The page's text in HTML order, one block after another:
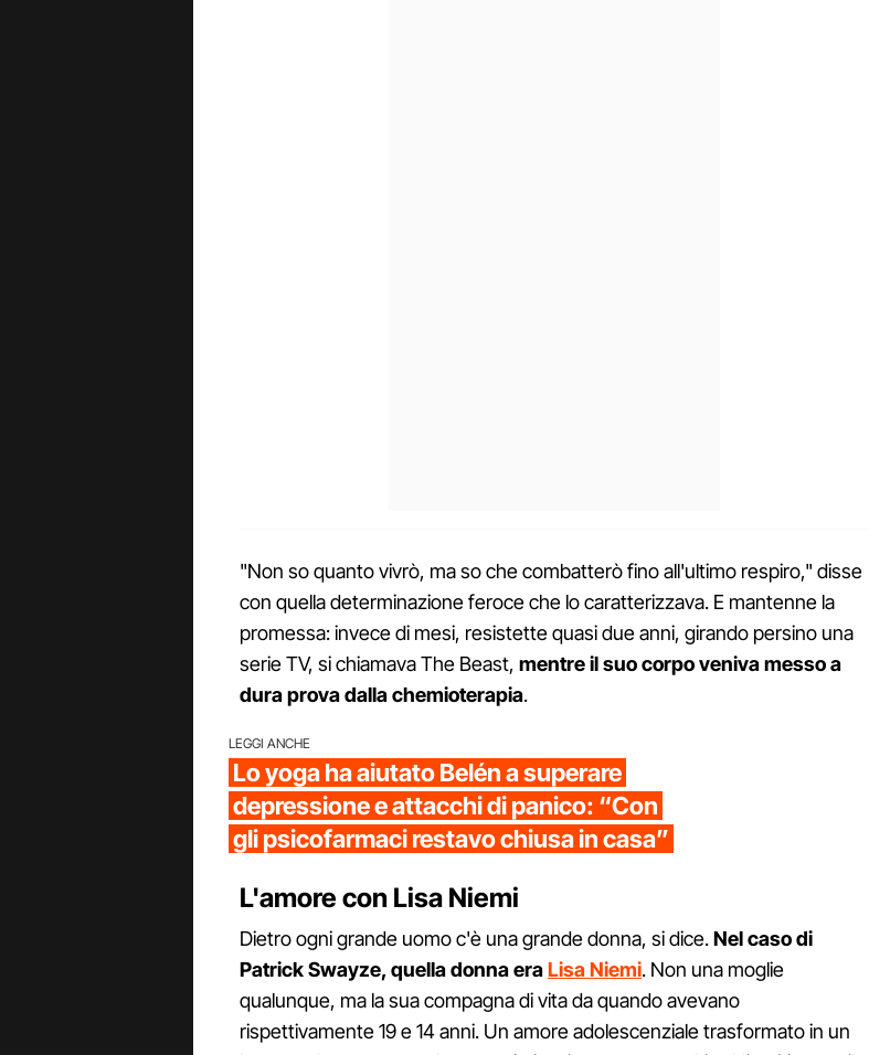
"Non so quanto vivrò, ma so che combatterò fino all'ultimo respiro," disse
con quella determinazione feroce che lo caratterizzava. E mantenne la
promessa: invece di mesi, resistette quasi due anni, girando persino una
serie TV, si chiamava The Beast, mentre il suo corpo veniva messo a
dura prova dalla chemioterapia.
LEGGI ANCHE
Lo yoga ha aiutato Belén a superare
depressione e attacchi di panico: “Con
gli psicofarmaci restavo chiusa in casa”
L'amore con Lisa Niemi
Dietro ogni grande uomo c'è una grande donna, si dice.Nel caso di
Patrick Swayze, quella donna eraLisa Niemi. Non una moglie
qualunque, ma la sua compagna di vita da quando avevano
rispettivamente 19 e 14 anni. Un amore adolescenziale trasformato in un